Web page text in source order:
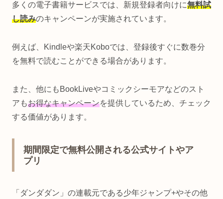
多くの電子書籍サービスでは、新規登録者向けに無料試
し読みのキャンペーンが実施されています。
例えば、Kindleや楽天Koboでは、登録後すぐに数巻分
を無料で読むことができる場合があります。
また、他にもBookLiveやコミックシーモアなどのスト
アもお得なキャンペーンを提供しているため、チェック
する価値があります。
期間限定で無料公開される公式サイトやア
プリ
「ダンダダン」の連載元である少年ジャンプ+やその他